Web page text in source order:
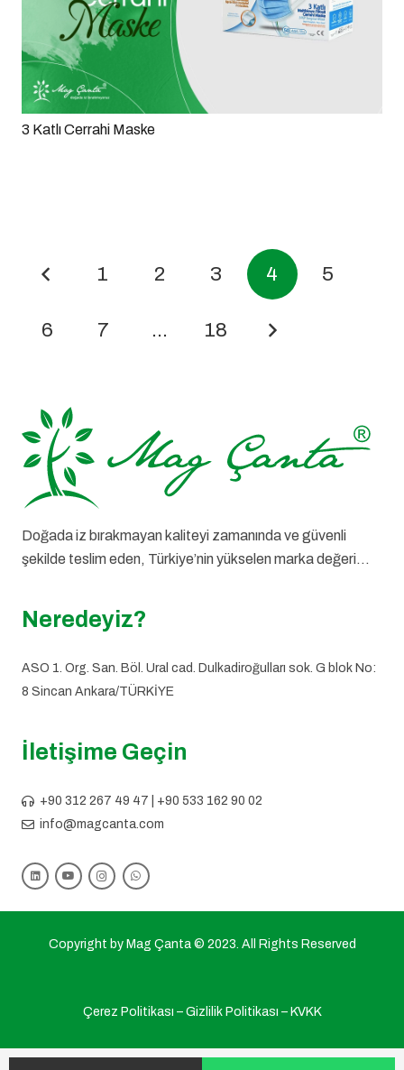
3 Katlı Cerrahi Maske
1 2 3 4 5
6 7 … 18
Doğada iz bırakmayan kaliteyi zamanında ve güvenli
şekilde teslim eden, Türkiye’nin yükselen marka değeri…
Neredeyiz?
ASO 1. Org. San. Böl. Ural cad. Dulkadiroğulları sok. G blok No:
8 Sincan Ankara/TÜRKİYE
İletişime Geçin
+90 312 267 49 47 | +90 533 162 90 02
info@magcanta.com
Copyright by Mag Çanta © 2023. All Rights Reserved
Çerez Politikası – Gizlilik Politikası – KVKK